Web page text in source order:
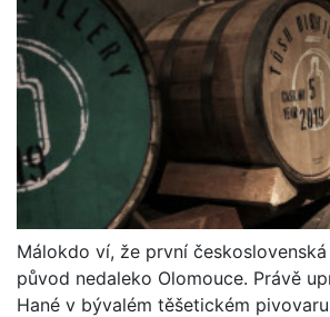
Málokdo ví, že první
původ nedaleko Olomouce. Právě
Hané v bývalém těšetickém